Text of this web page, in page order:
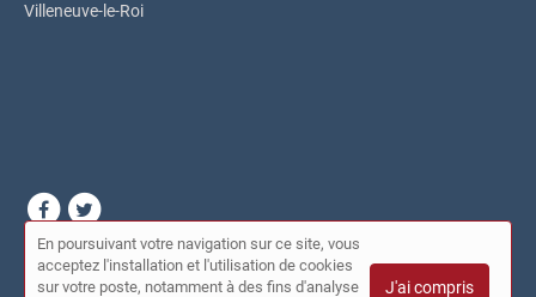
Villeneuve-le-Roi
© Dépanneur du coin 2026 |Plan du site |Mon compte
Contact
En poursuivant votre navigation sur ce site, vous
acceptez l'installation et l'utilisation de cookies
sur votre poste, notamment à des fins d'analyse
J'ai compris